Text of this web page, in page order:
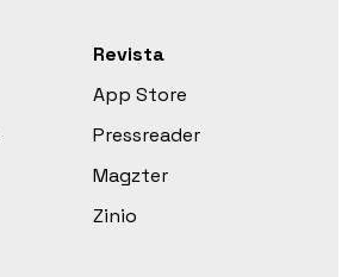
Revista
App Store
Pressreader
Magzter
Zinio